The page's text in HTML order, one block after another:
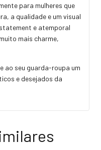
para mulheres que
a qualidade e um visual
e atemporal
mais charme,
ao seu guarda-roupa um
e desejados da